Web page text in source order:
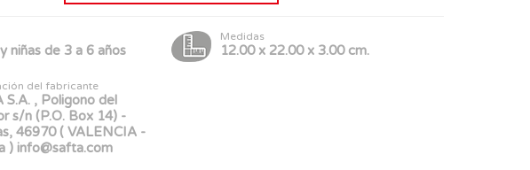
niñas de 3 a 6 años
Medidas
12.00 x 22.00 x 3.00 cm.
del fabricante
S.A. , Poligono del
s/n (P.O. Box 14) -
46970 ( VALENCIA -
) info@safta.com